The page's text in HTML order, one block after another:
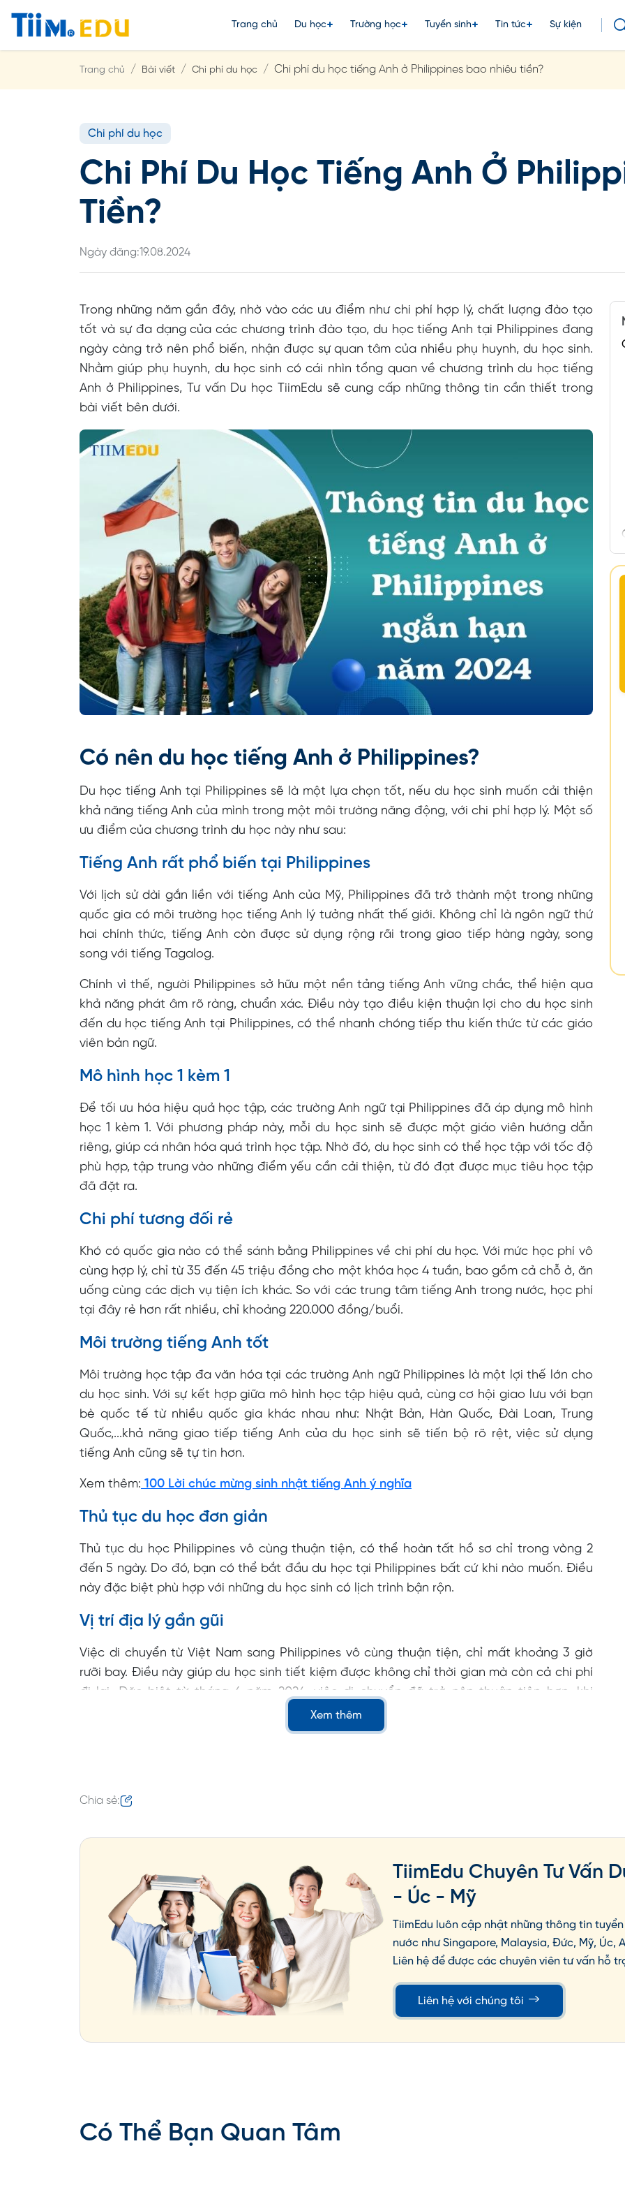
Trang chủ Du học Trường học Tuyển sinh Tin tức Sự kiện
Trang chủ Bài viết Chi phí du học Chi phí du học tiếng Anh ở Philippines bao nhiêu tiền?
Chi phí du học
Chi Phí Du Học Tiếng Anh Ở
Tiền?
Ngày đăng:19.08.2024
Trong những năm gần đây, nhờ vào các ưu điểm như chi phí hợp lý, chất lượng đào tạo
tốt và sự đa dạng của các chương trình đào tạo, du học tiếng Anh tại Philippines đang
ngày càng trở nên phổ biến, nhận được sự quan tâm của nhiều phụ huynh, du học sinh.
Nhằm giúp phụ huynh, du học sinh có cái nhìn tổng quan về chương trình du học tiếng
Anh ở Philippines, Tư vấn Du học TiimEdu sẽ cung cấp những thông tin cần thiết trong
bài viết bên dưới.
Có nên du học tiếng Anh ở Philippines?
Du học tiếng Anh tại Philippines sẽ là một lựa chọn tốt, nếu du học sinh muốn cải thiện
khả năng tiếng Anh của mình trong một môi trường năng động, với chi phí hợp lý. Một số
ưu điểm của chương trình du học này như sau:
Tiếng Anh rất phổ biến tại Philippines
Với lịch sử dài gắn liền với tiếng Anh của Mỹ, Philippines đã trở thành một trong những
quốc gia có môi trường học tiếng Anh lý tưởng nhất thế giới. Không chỉ là ngôn ngữ thứ
hai chính thức, tiếng Anh còn được sử dụng rộng rãi trong giao tiếp hàng ngày, song
song với tiếng Tagalog.
Chính vì thế, người Philippines sở hữu một nền tảng tiếng Anh vững chắc, thể hiện qua
khả năng phát âm rõ ràng, chuẩn xác. Điều này tạo điều kiện thuận lợi cho du học sinh
đến du học tiếng Anh tại Philippines, có thể nhanh chóng tiếp thu kiến thức từ các giáo
viên bản ngữ.
Mô hình học 1 kèm 1
Để tối ưu hóa hiệu quả học tập, các trường Anh ngữ tại Philippines đã áp dụng mô hình
học 1 kèm 1. Với phương pháp này, mỗi du học sinh sẽ được một giáo viên hướng dẫn
riêng, giúp cá nhân hóa quá trình học tập. Nhờ đó, du học sinh có thể học tập với tốc độ
phù hợp, tập trung vào những điểm yếu cần cải thiện, từ đó đạt được mục tiêu học tập
đã đặt ra.
Chi phí tương đối rẻ
Khó có quốc gia nào có thể sánh bằng Philippines về chi phí du học. Với mức học phí vô
cùng hợp lý, chỉ từ 35 đến 45 triệu đồng cho một khóa học 4 tuần, bao gồm cả chỗ ở, ăn
uống cùng các dịch vụ tiện ích khác. So với các trung tâm tiếng Anh trong nước, học phí
tại đây rẻ hơn rất nhiều, chỉ khoảng 220.000 đồng/buổi.
Môi trường tiếng Anh tốt
Môi trường học tập đa văn hóa tại các trường Anh ngữ Philippines là một lợi thế lớn cho
du học sinh. Với sự kết hợp giữa mô hình học tập hiệu quả, cùng cơ hội giao lưu với bạn
bè quốc tế từ nhiều quốc gia khác nhau như: Nhật Bản, Hàn Quốc, Đài Loan, Trung
Quốc,...khả năng giao tiếp tiếng Anh của du học sinh sẽ tiến bộ rõ rệt, việc sử dụng
tiếng Anh cũng sẽ tự tin hơn.
Xem thêm: 100 Lời chúc mừng sinh nhật tiếng Anh ý nghĩa
Thủ tục du học đơn giản
Thủ tục du học Philippines vô cùng thuận tiện, có thể hoàn tất hồ sơ chỉ trong vòng 2
đến 5 ngày. Do đó, bạn có thể bắt đầu du học tại Philippines bất cứ khi nào muốn. Điều
này đặc biệt phù hợp với những du học sinh có lịch trình bận rộn.
Vị trí địa lý gần gũi
Việc di chuyển từ Việt Nam sang Philippines vô cùng thuận tiện, chỉ mất khoảng 3 giờ
rưỡi bay. Điều này giúp du học sinh tiết kiệm được không chỉ thời gian mà còn cả chi phí
đi lại. Đặc biệt từ tháng 6 năm 2024, việc di chuyển đã trở nên thuận tiện hơn, khi
Vietnam Airlines chính thức khai trương đường bay thẳng từ Hà Nội và TP.HCM đến
Là quốc gia đang phát triển, Philippines đem lại một môi trường du học với chi phí vô
Xem thêm
Chia sẻ:
TiimEdu Chuyên Tư Vấn
- Úc - Mỹ
TiimEdu luôn cập nhật những thông tin
nước như Singapore, Malaysia, Đức, Mỹ, Úc,
Liên hệ để được các chuyên viên tư vấn hỗ
Liên hệ với chúng tôi
Có Thể Bạn Quan Tâm